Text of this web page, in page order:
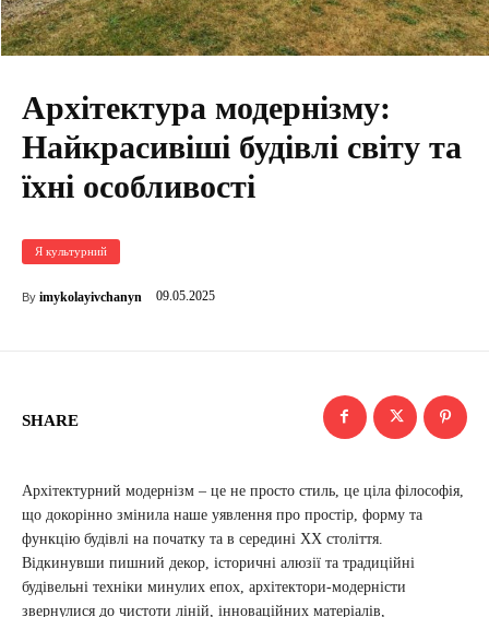
Архітектура модернізму:
Найкрасивіші будівлі світу та
їхні особливості
Я культурний
By imykolayivchanyn 09.05.2025
SHARE
Архітектурний модернізм – це не просто стиль, це ціла філософія,
що докорінно змінила наше уявлення про простір, форму та
функцію будівлі на початку та в середині XX століття.
Відкинувши пишний декор, історичні алюзії та традиційні
будівельні техніки минулих епох, архітектори-модерністи
звернулися до чистоти ліній, інноваційних матеріалів,